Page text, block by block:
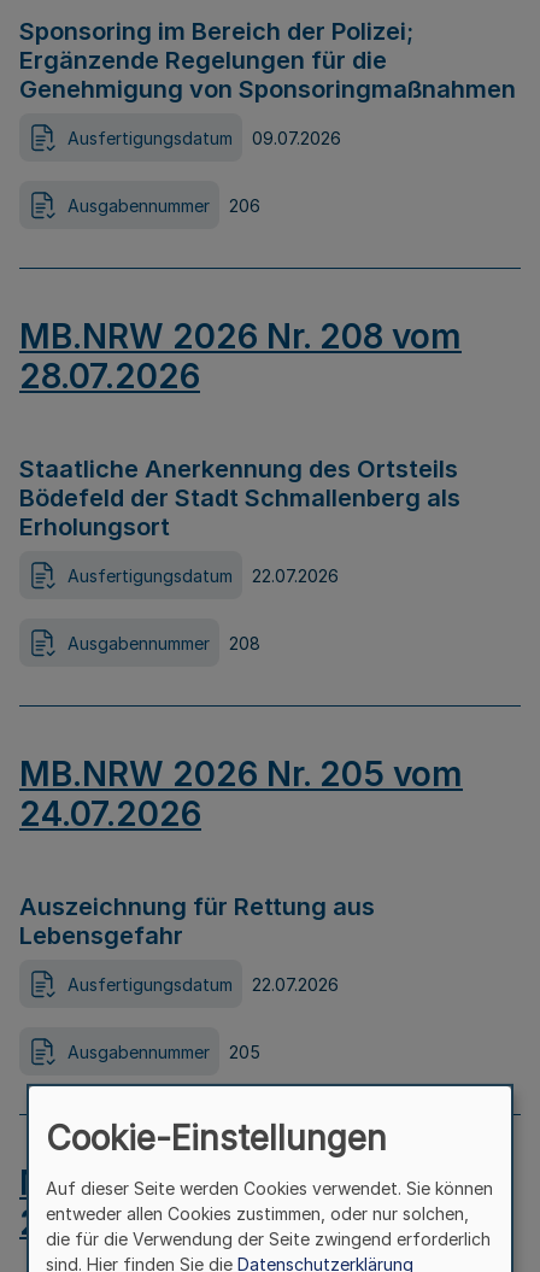
Sponsoring im Bereich der Polizei;
Ergänzende Regelungen für die
Genehmigung von Sponsoringmaßnahmen
Ausfertigungsdatum 09.07.2026
Ausgabennummer 206
MB.NRW 2026 Nr. 208 vom
28.07.2026
Staatliche Anerkennung des Ortsteils
Bödefeld der Stadt Schmallenberg als
Erholungsort
Ausfertigungsdatum 22.07.2026
Ausgabennummer 208
MB.NRW 2026 Nr. 205 vom
24.07.2026
Auszeichnung für Rettung aus
Lebensgefahr
Ausfertigungsdatum 22.07.2026
Ausgabennummer 205
MB.NRW 2026 Nr. 204 vom
24.07.2026
Cookie-Einstellungen
Auf dieser Seite werden Cookies verwendet. Sie können
entweder allen Cookies zustimmen, oder nur solchen,
die für die Verwendung der Seite zwingend erforderlich
sind. Hier finden Sie die Datenschutzerklärung